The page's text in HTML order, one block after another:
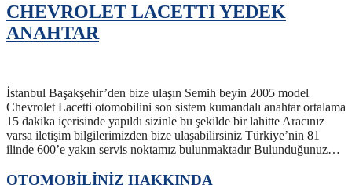
CHEVROLET LACETTI YEDEK
ANAHTAR
İstanbul Başakşehir’den bize ulaşın Semih beyin 2005 model
Chevrolet Lacetti otomobilini son sistem kumandalı anahtar ortalama
15 dakika içerisinde yapıldı sizinle bu şekilde bir lahitte Aracınız
varsa iletişim bilgilerimizden bize ulaşabilirsiniz Türkiye’nin 81
ilinde 600’e yakın servis noktamız bulunmaktadır Bulunduğunuz…
OTOMOBİLİNİZ HAKKINDA